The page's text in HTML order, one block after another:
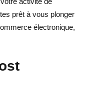
d'expédition
fantôme
prêt à vous plonger
électronique,